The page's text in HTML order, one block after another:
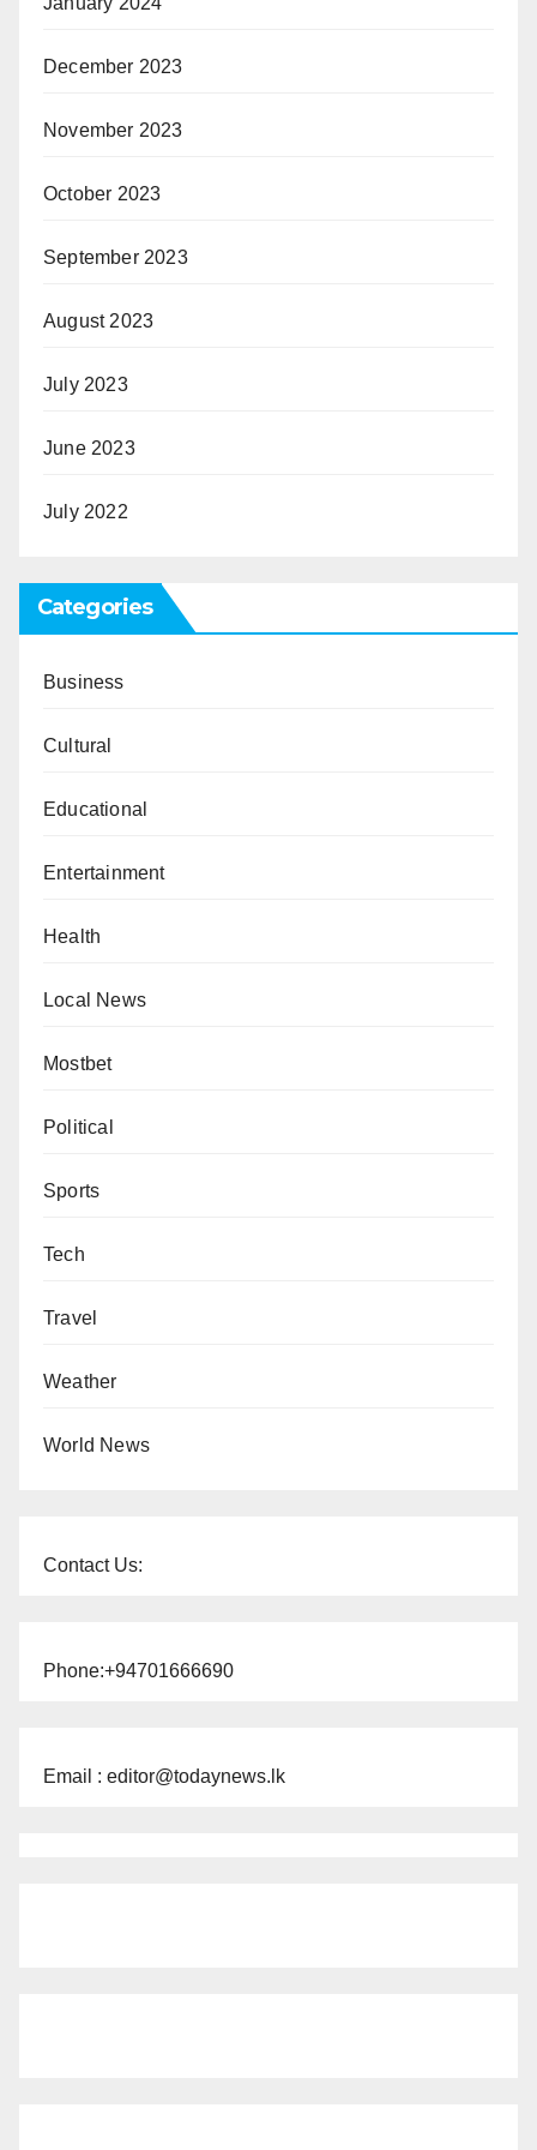
December 2023
November 2023
October 2023
September 2023
August 2023
July 2023
June 2023
July 2022
Categories
Business
Cultural
Educational
Entertainment
Health
Local News
Mostbet
Political
Sports
Tech
Travel
Weather
World News
Contact Us:
Phone:+94701666690
Email : editor@todaynews.lk